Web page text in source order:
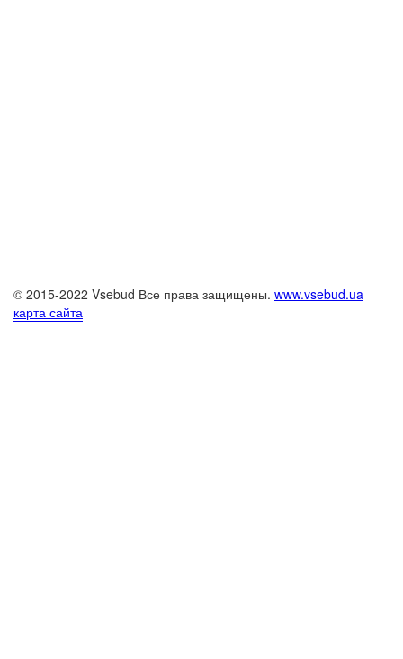
© 2015-2022 Vsebud Все права защищены. www.vsebud.ua
карта сайта